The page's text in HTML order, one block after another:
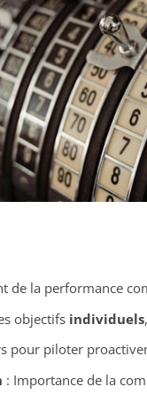
de la performance
objectifs individuels,
pour piloter
: Importance de la